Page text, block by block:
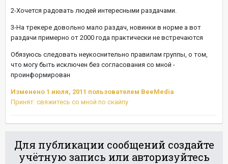
2-Хочется радовать людей интересными раздачами.
3-На трекере довольно мало раздач, новинки в норме а вот
раздачи примерно от 2000 года практически не встречаются
Обязуюсь следовать неукоснительно правилам группы, о том,
что могу быть исключен без согласования со мной -
проинформирован
Изменено 1 июля, 2011 пользователем BeeMedia
Принят: свяжитесь со мной по скайпу
Для публикации сообщений создайте
учётную запись или авторизуйтесь